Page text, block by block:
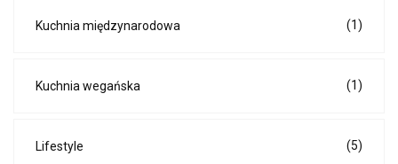
Kuchnia międzynarodowa (1)
Kuchnia wegańska (1)
Lifestyle (5)